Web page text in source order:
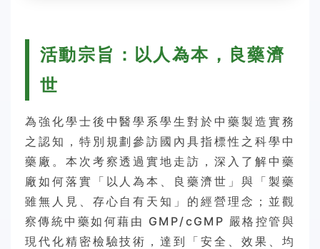
活動宗旨：以人為本，良藥濟
世
為強化學士後中醫學系學生對於中藥製造實務
之認知，特別規劃參訪國內具指標性之科學中
藥廠。本次考察透過實地走訪，深入了解中藥
廠如何落實「以人為本、良藥濟世」與「製藥
雖無人見、存心自有天知」的經營理念；並觀
察傳統中藥如何藉由 GMP/cGMP 嚴格控管與
現代化精密檢驗技術，達到「安全、效果、均